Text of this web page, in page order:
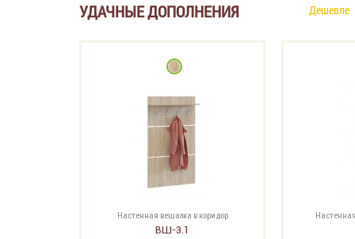
УДАЧНЫЕ ДОПОЛНЕНИЯ Дешевле
Настенная вешалка в коридор
ВШ-3.1